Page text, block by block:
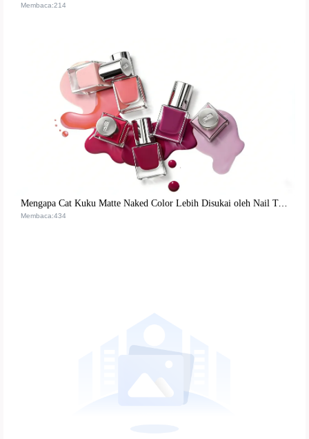
Membaca:214
Mengapa Cat Kuku Matte Naked Color Lebih Disukai oleh Nail Technician Profesional? Formula & Penggunaan Nyata
Membaca:434